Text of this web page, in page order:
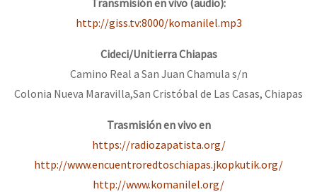
http://giss.tv:8000/komanilel.mp3
Cideci/Unitierra Chiapas
Camino Real a San Juan Chamula s/n
Colonia Nueva Maravilla,San Cristóbal de Las Casas, Chiapas
Trasmisión en vivo en
https://radiozapatista.org/
http://www.encuentroredtoschiapas.jkopkutik.org/
http://www.komanilel.org/